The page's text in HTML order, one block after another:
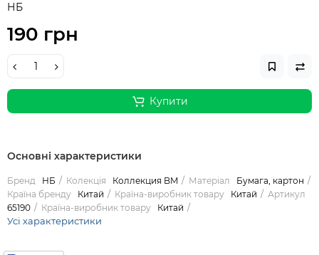
НБ
190 грн
Купити
Основні характеристики
Бренд НБ Колекція Коллекция BM Матеріал
Бумага, картон
Країна бренду
Китай Країна-виробник товару Китай
Артикул
65190
Країна-виробник товару Китай
Усі характеристики